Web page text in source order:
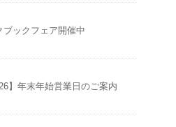
ブックフェア開催中
26】年末年始営業日のご案内